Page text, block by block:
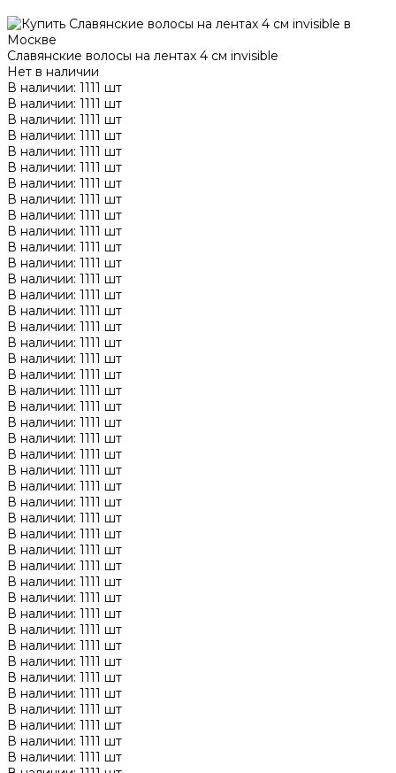
Славянские волосы на лентах 4 см invisible
Нет в наличии
В наличии: 1111 шт
В наличии: 1111 шт
В наличии: 1111 шт
В наличии: 1111 шт
В наличии: 1111 шт
В наличии: 1111 шт
В наличии: 1111 шт
В наличии: 1111 шт
В наличии: 1111 шт
В наличии: 1111 шт
В наличии: 1111 шт
В наличии: 1111 шт
В наличии: 1111 шт
В наличии: 1111 шт
В наличии: 1111 шт
В наличии: 1111 шт
В наличии: 1111 шт
В наличии: 1111 шт
В наличии: 1111 шт
В наличии: 1111 шт
В наличии: 1111 шт
В наличии: 1111 шт
В наличии: 1111 шт
В наличии: 1111 шт
В наличии: 1111 шт
В наличии: 1111 шт
В наличии: 1111 шт
В наличии: 1111 шт
В наличии: 1111 шт
В наличии: 1111 шт
В наличии: 1111 шт
В наличии: 1111 шт
В наличии: 1111 шт
В наличии: 1111 шт
В наличии: 1111 шт
В наличии: 1111 шт
В наличии: 1111 шт
В наличии: 1111 шт
В наличии: 1111 шт
В наличии: 1111 шт
В наличии: 1111 шт
В наличии: 1111 шт
В наличии: 1111 шт